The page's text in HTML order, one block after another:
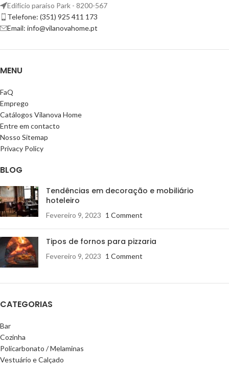
Edifício paraíso Park - 8200-567
Telefone: (351) 925 411 173
Email: info@vilanovahome.pt
MENU
FaQ
Emprego
Catálogos Vilanova Home
Entre em contacto
Nosso Sitemap
Privacy Policy
BLOG
Tendências em decoração e mobiliário
hoteleiro
Fevereiro 9, 2023 1 Comment
Tipos de fornos para pizzaria
Fevereiro 9, 2023 1 Comment
CATEGORIAS
Bar
Cozinha
Policarbonato / Melaminas
Vestuário e Calçado